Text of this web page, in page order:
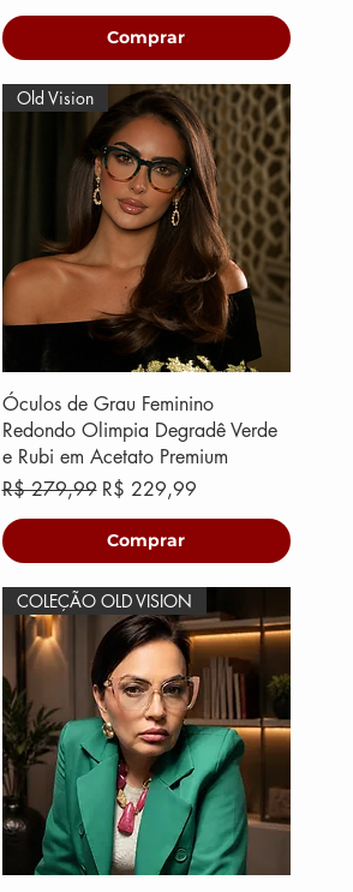
Comprar
Old Vision
Óculos de Grau Feminino
Redondo Olimpia Degradê Verde
e Rubi em Acetato Premium
Preço normal
R$ 279,99 Preço promocional
R$ 229,99
Comprar
COLEÇÃO OLD VISION